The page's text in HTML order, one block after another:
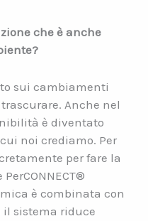
che è anche
sui cambiamenti
Anche nel
è diventato
noi crediamo. Per
per fare la
è combinata con
il sistema riduce